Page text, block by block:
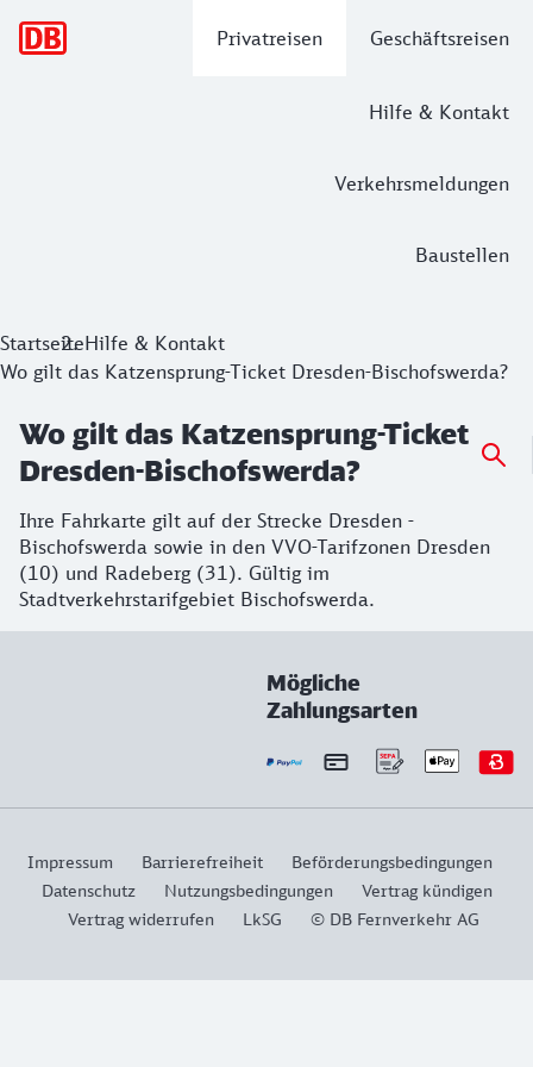
Privatreisen Geschäftsreisen
Hilfe & Kontakt
Verkehrsmeldungen
Baustellen
StartseiteHilfe & Kontakt
Wo gilt das Katzensprung-Ticket Dresden-Bischofswerda?
Wo gilt das Katzensprung-Ticket
Dresden-Bischofswerda?
Ihre Fahrkarte gilt auf der Strecke Dresden -
Bischofswerda sowie in den VVO-Tarifzonen Dresden
(10) und Radeberg (31). Gültig im
Stadtverkehrstarifgebiet Bischofswerda.
Mögliche
Zahlungsarten
Impressum Barrierefreiheit
Beförderungsbedingungen
Datenschutz
Nutzungsbedingungen
Vertrag kündigen
Vertrag widerrufen
LkSG © DB Fernverkehr AG